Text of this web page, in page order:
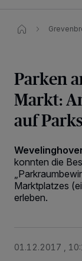
Parken
Markt:
auf
konnten die
Marktplatzes
erleben.
01.12.2017 ,